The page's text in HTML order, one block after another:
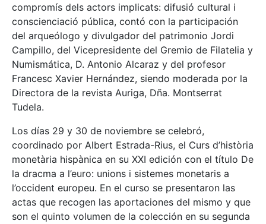
compromís dels actors implicats: difusió cultural i
conscienciació pública, contó con la participación
del arqueólogo y divulgador del patrimonio Jordi
Campillo, del Vicepresidente del Gremio de Filatelia y
Numismática, D. Antonio Alcaraz y del profesor
Francesc Xavier Hernández, siendo moderada por la
Directora de la revista Auriga, Dña. Montserrat
Tudela.
Los días 29 y 30 de noviembre se celebró,
coordinado por Albert Estrada-Rius, el Curs d’història
monetària hispànica en su XXI edición con el título De
la dracma a l’euro: unions i sistemes monetaris a
l’occident europeu. En el curso se presentaron las
actas que recogen las aportaciones del mismo y que
son el quinto volumen de la colección en su segunda